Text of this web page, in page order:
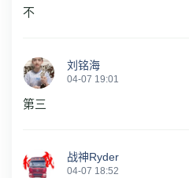
不
刘铭海
04-07 19:01
第三
战神Ryder
04-07 18:52